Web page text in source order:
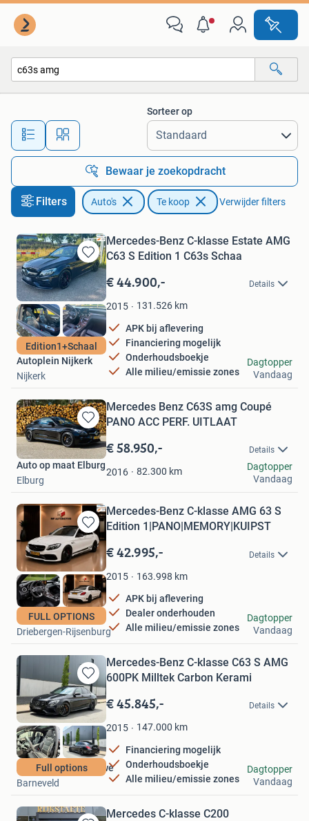
Alle afstanden…
Sorteer op
Bewaar je zoekopdracht
Filters Auto's Te koop Verwijder filters
Bewaren
in
Mijn
Favorieten
Edition1+Schaal
Mercedes-Benz C-klasse Estate AMG
C63 S Edition 1 C63s Schaa
€ 44.900,- Details
2015 131.526 km
APK bij aflevering
Financiering mogelijk
Onderhoudsboekje
Alle milieu/emissie zones
Autoplein Nijkerk
Nijkerk
Dagtopper
Vandaag
Bewaren
in
Mijn
Favorieten
Mercedes Benz C63S amg Coupé
PANO ACC PERF. UITLAAT
€ 58.950,- Details
2016 82.300 km
Auto op maat Elburg
Elburg
Dagtopper
Vandaag
Bewaren
in
Mijn
Favorieten
FULL OPTIONS
Mercedes-Benz C-klasse AMG 63 S
Edition 1|PANO|MEMORY|KUIPST
€ 42.995,- Details
2015 163.998 km
APK bij aflevering
Dealer onderhouden
Alle milieu/emissie zones
MP Automotive
Driebergen-Rijsenburg
Dagtopper
Vandaag
Bewaren
in
Mijn
Favorieten
Full options
Mercedes-Benz C-klasse C63 S AMG
600PK Milltek Carbon Kerami
€ 45.845,- Details
2015 147.000 km
Financiering mogelijk
Onderhoudsboekje
Alle milieu/emissie zones
Autobedrijf de Veluwe
Barneveld
Dagtopper
Vandaag
Mercedes C-klasse C200